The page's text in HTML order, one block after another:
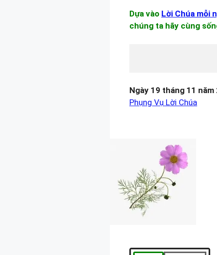
Dựa vào Lời Chúa mỗi
chúng ta hãy cùng
Ngày 19 tháng 11 năm
Phụng Vụ Lời Chúa